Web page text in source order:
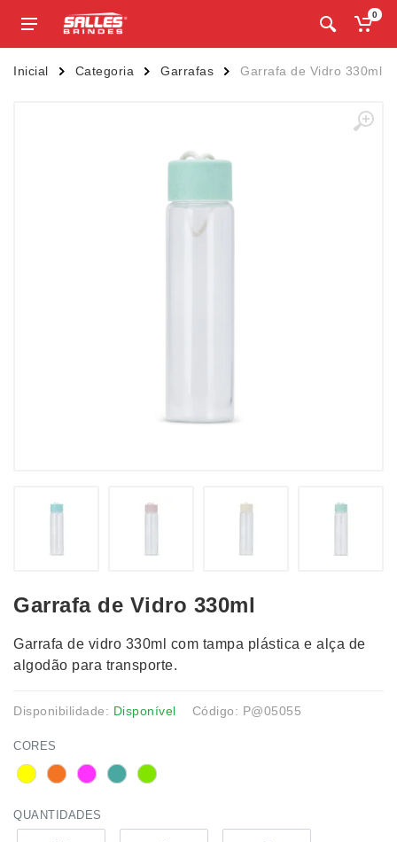
0
Inicial Categoria Garrafas Garrafa de Vidro 330ml
Garrafa de Vidro 330ml
Garrafa de vidro 330ml com tampa plástica e alça de
algodão para transporte.
Disponibilidade: Disponível Código: P@05055
CORES
QUANTIDADES